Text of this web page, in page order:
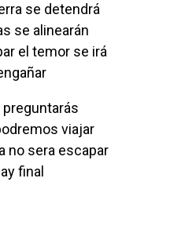
se detendrá
se alinearán
el temor se irá
preguntarás
viajar
no sera escapar
final